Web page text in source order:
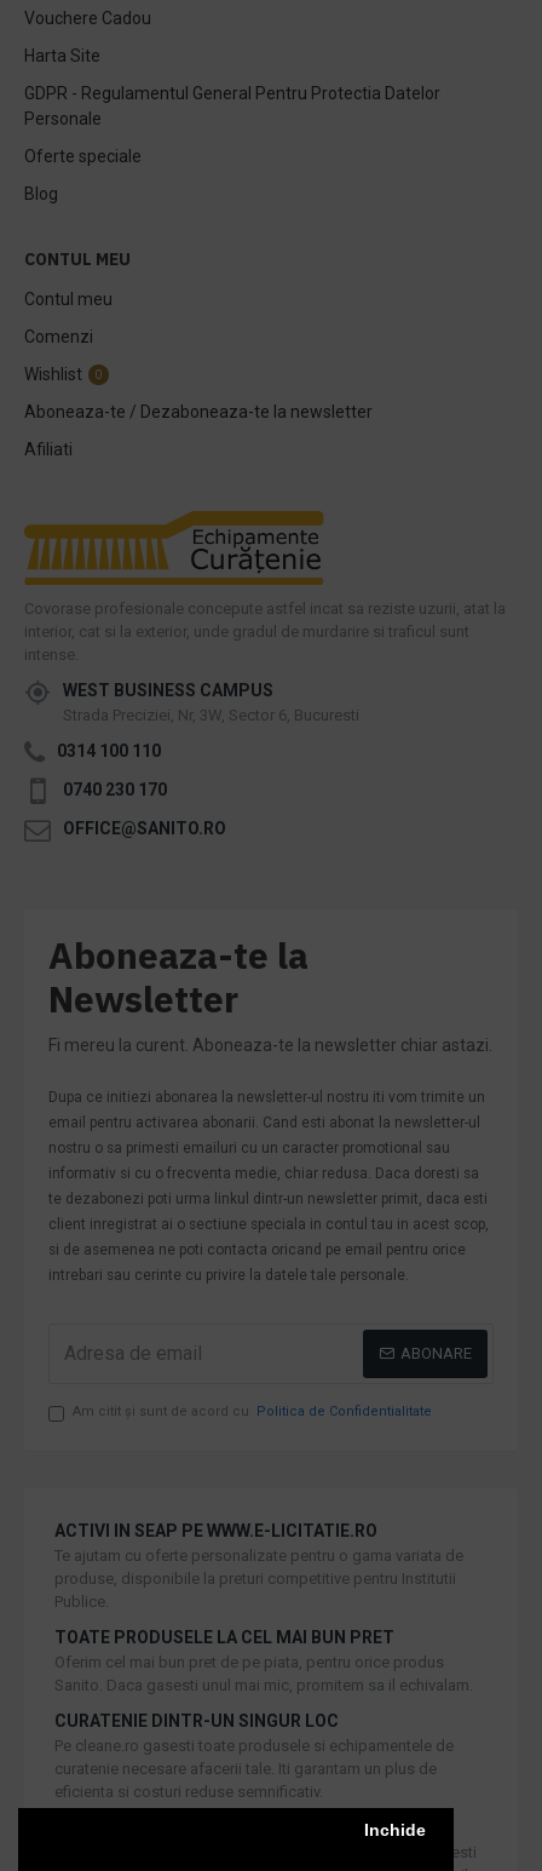
Inchide
Vouchere Cadou
Harta Site
GDPR - Regulamentul General Pentru Protectia Datelor
Personale
Oferte speciale
Blog
CONTUL MEU
Contul meu
Comenzi
Wishlist
0
Aboneaza-te / Dezaboneaza-te la newsletter
Afiliati
Covorase profesionale concepute astfel incat sa reziste uzurii, atat la
interior, cat si la exterior, unde gradul de murdarire si traficul sunt
intense.
WEST BUSINESS CAMPUS
Strada Preciziei, Nr, 3W, Sector 6, Bucuresti
0314 100 110
0740 230 170
OFFICE@SANITO.RO
Aboneaza-te la
Newsletter
Fi mereu la curent. Aboneaza-te la newsletter chiar astazi.
Dupa ce initiezi abonarea la newsletter-ul nostru iti vom trimite un
email pentru activarea abonarii. Cand esti abonat la newsletter-ul
nostru o sa primesti emailuri cu un caracter promotional sau
informativ si cu o frecventa medie, chiar redusa. Daca doresti sa
te dezabonezi poti urma linkul dintr-un newsletter primit, daca esti
client inregistrat ai o sectiune speciala in contul tau in acest scop,
si de asemenea ne poti contacta oricand pe email pentru orice
intrebari sau cerinte cu privire la datele tale personale.
ABONARE
Am citit şi sunt de acord cu Politica de Confidentialitate
ACTIVI IN SEAP PE WWW.E-LICITATIE.RO
Te ajutam cu oferte personalizate pentru o gama variata de
produse, disponibile la preturi competitive pentru Institutii
Publice.
TOATE PRODUSELE LA CEL MAI BUN PRET
Oferim cel mai bun pret de pe piata, pentru orice produs
Sanito. Daca gasesti unul mai mic, promitem sa il echivalam.
CURATENIE DINTR-UN SINGUR LOC
Pe cleane.ro gasesti toate produsele si echipamentele de
curatenie necesare afacerii tale. Iti garantam un plus de
eficienta si costuri reduse semnificativ.
Iti oferim produse de cea mai inalta calitate, dar daca doresti